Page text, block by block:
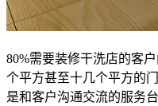
80%需要装修干洗店的客
个平方甚至十几个平方的
是和客户沟通交流的服务